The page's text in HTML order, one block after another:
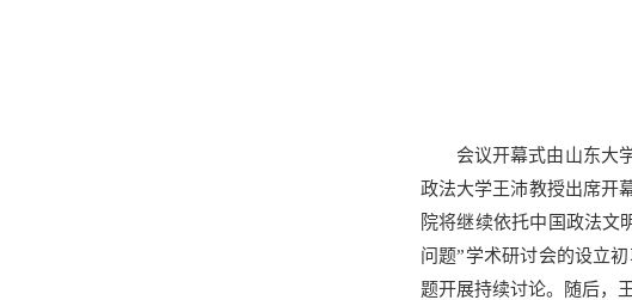
会议开幕式由山东大
政法大学王沛教授出席开
院将继续依托中国政法文
问题”学术研讨会的设立
题开展持续讨论。随后，